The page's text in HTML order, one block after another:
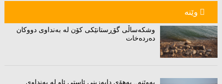
وشکەساڵی گۆڕستانێکی کۆن لە بەنداوی دووکان
دەردەخات
بەوێنە.. بەهۆی دابەزینی ئاستی ئاو لە بەنداوی